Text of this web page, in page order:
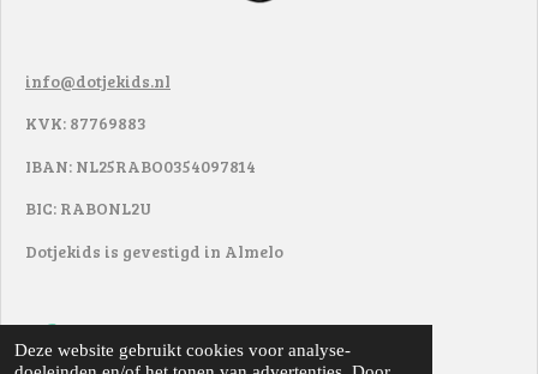
Deze website gebruikt cookies voor analyse-
info@dotjekids.nl
KVK: 87769883
IBAN: NL25RABO0354097814
BIC: RABONL2U
Dotjekids is gevestigd in Almelo
F
a
I
n